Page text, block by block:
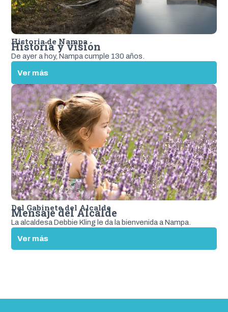
Historia de Nampa
Historia y visión
De ayer a hoy, Nampa cumple 130 años.
Ver más:
H
i
s
t
o
r
i
a
y
v
i
s
i
ó
Del Gabinete del Alcalde
Mensaje del Alcalde
La alcaldesa Debbie Kling le da la bienvenida a Nampa.
Ver más:
M